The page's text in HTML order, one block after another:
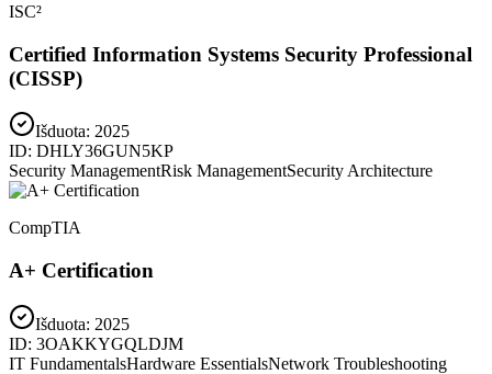
ISC²
Certified Information Systems Security Professional
(CISSP)
Išduota: 2025
ID: DHLY36GUN5KP
Security ManagementRisk ManagementSecurity Architecture
CompTIA
A+ Certification
Išduota: 2025
ID: 3OAKKYGQLDJM
IT FundamentalsHardware EssentialsNetwork Troubleshooting